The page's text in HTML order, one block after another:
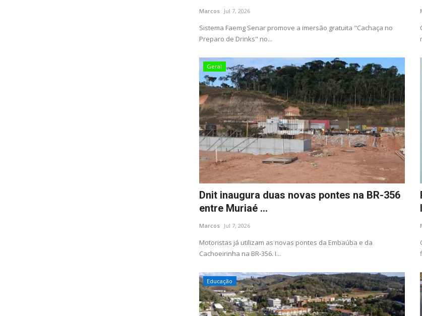
Marcos Jul 7, 2026
Sistema Faemg Senar promove a imersão gratuita "Cachaça no
Preparo de Drinks" no...
Geral
Dnit inaugura duas novas pontes na BR-356
entre Muriaé ...
Marcos Jul 7, 2026
Motoristas já utilizam as novas pontes da Embaúba e da
Cachoeirinha na BR-356. I...
Educação